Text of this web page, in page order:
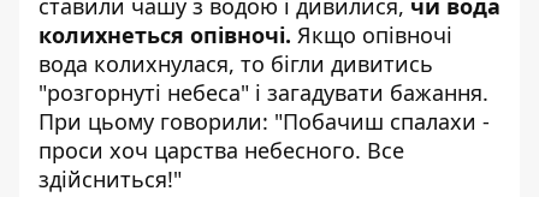
ставили чашу з водою і дивилися, чи вода
колихнеться опівночі. Якщо опівночі
вода колихнулася, то бігли дивитись
"розгорнуті небеса" і загадувати бажання.
При цьому говорили: "Побачиш спалахи -
проси хоч царства небесного. Все
здійсниться!"